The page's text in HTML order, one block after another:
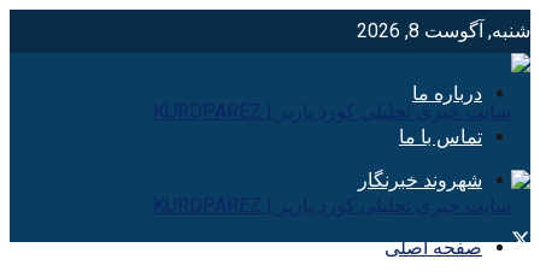
شنبه, آگوست 8, 2026
درباره ما
تماس با ما
شهروند خبرنگار
صفحه اصلی